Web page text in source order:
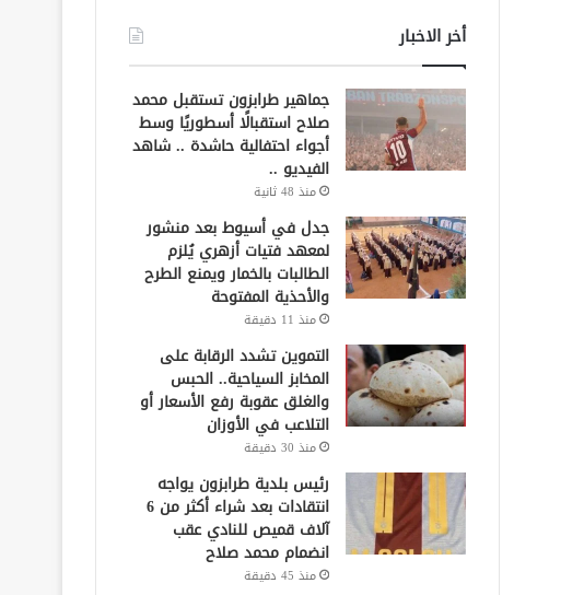
أخر الاخبار
جماهير طرابزون تستقبل محمد
صلاح استقبالًا أسطوريًا وسط
أجواء احتفالية حاشدة .. شاهد
الفيديو ..
منذ 48 ثانية
جدل في أسيوط بعد منشور
لمعهد فتيات أزهري يُلزم
الطالبات بالخمار ويمنع الطرح
والأحذية المفتوحة
منذ 11 دقيقة
التموين تشدد الرقابة على
المخابز السياحية.. الحبس
والغلق عقوبة رفع الأسعار أو
التلاعب في الأوزان
منذ 30 دقيقة
رئيس بلدية طرابزون يواجه
انتقادات بعد شراء أكثر من 6
آلاف قميص للنادي عقب
انضمام محمد صلاح
منذ 45 دقيقة